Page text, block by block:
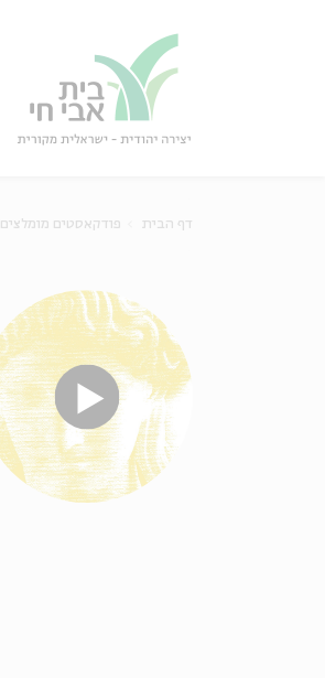
דף הבית פודקאסטים מומלצים